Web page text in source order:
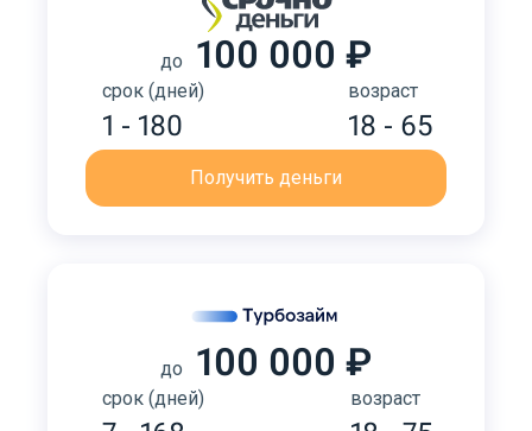
до 100 000 ₽
срок (дней)
1 - 180
возраст
18 - 65
Получить деньги
до 100 000 ₽
срок (дней) возраст